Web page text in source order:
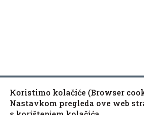
Copyright © 2010-2020 Općina Kaptol,
Kaptol
Koristimo kolačiće (Browser
Nastavkom pregleda ove web